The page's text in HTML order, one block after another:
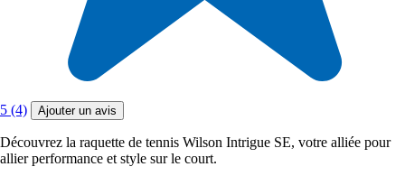
5 (4) Ajouter un avis
Découvrez la raquette de tennis Wilson Intrigue SE, votre alliée pour
allier performance et style sur le court.